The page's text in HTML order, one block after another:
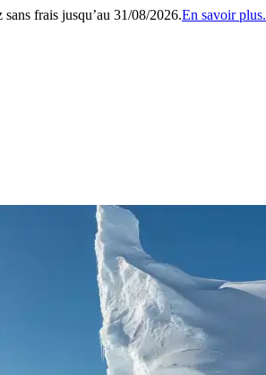
frais jusqu’au 31/08/2026.En savoir plus.